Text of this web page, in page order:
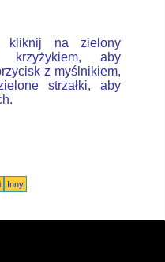
kliknij na zielony
aby
z myślnikiem,
strzałki, aby
Inny